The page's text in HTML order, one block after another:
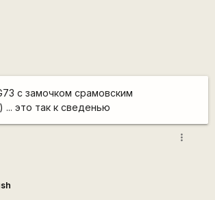
с замочком срамовским
это так к сведенью
more_vert